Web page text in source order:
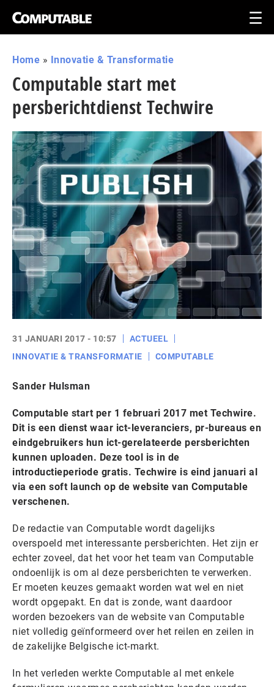
Home » Innovatie & Transformatie
Computable start met
persberichtdienst Techwire
31 JANUARI 2017 - 10:57
ACTUEEL
INNOVATIE & TRANSFORMATIE
COMPUTABLE
Sander Hulsman
Computable start per 1 februari 2017 met Techwire.
Dit is een dienst waar ict-leveranciers, pr-bureaus en
eindgebruikers hun ict-gerelateerde persberichten
kunnen uploaden. Deze tool is in de
introductieperiode gratis. Techwire is eind januari al
via een soft launch op de website van Computable
verschenen.
De redactie van Computable wordt dagelijks
overspoeld met interessante persberichten. Het zijn er
echter zoveel, dat het voor het team van Computable
ondoenlijk is om al deze persberichten te verwerken.
Er moeten keuzes gemaakt worden wat wel en niet
wordt opgepakt. En dat is zonde, want daardoor
worden bezoekers van de website van Computable
niet volledig geïnformeerd over het reilen en zeilen in
de zakelijke Belgische ict-markt.
In het verleden werkte Computable al met enkele